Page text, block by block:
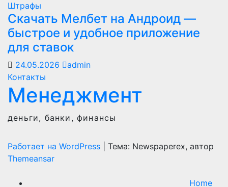
Штрафы
Скачать Мелбет на Андроид —
быстрое и удобное приложение
для ставок
24.05.2026
admin
Контакты
Менеджмент
деньги, банки, финансы
Работает на WordPress
Тема: Newspaperex, автор
Themeansar
Home